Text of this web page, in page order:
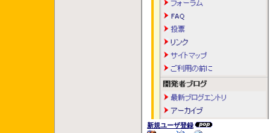
新規ユーザ登録